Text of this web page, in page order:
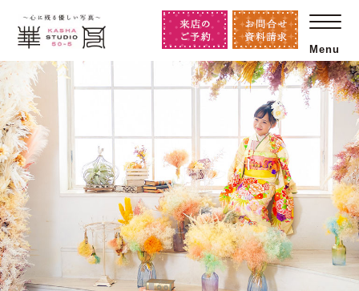
Menu